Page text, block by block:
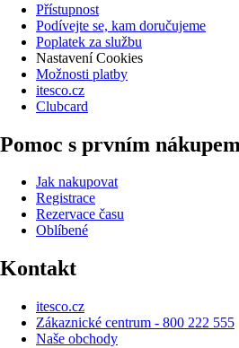
Přístupnost
Podívejte se, kam doručujeme
Poplatek za službu
Nastavení Cookies
Možnosti platby
itesco.cz
Clubcard
Pomoc s prvním nákupem
Jak nakupovat
Registrace
Rezervace času
Oblíbené
Kontakt
itesco.cz
Zákaznické centrum - 800 222 555
Naše obchody